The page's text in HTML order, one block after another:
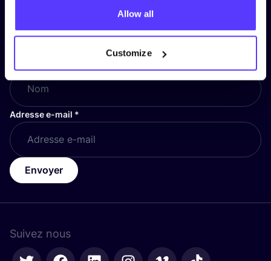
Allow all
Customize
Inscrivez-vous à notre lettre
d’information et restez informé !
Adresse e-mail *
Envoyer
Suivez nous